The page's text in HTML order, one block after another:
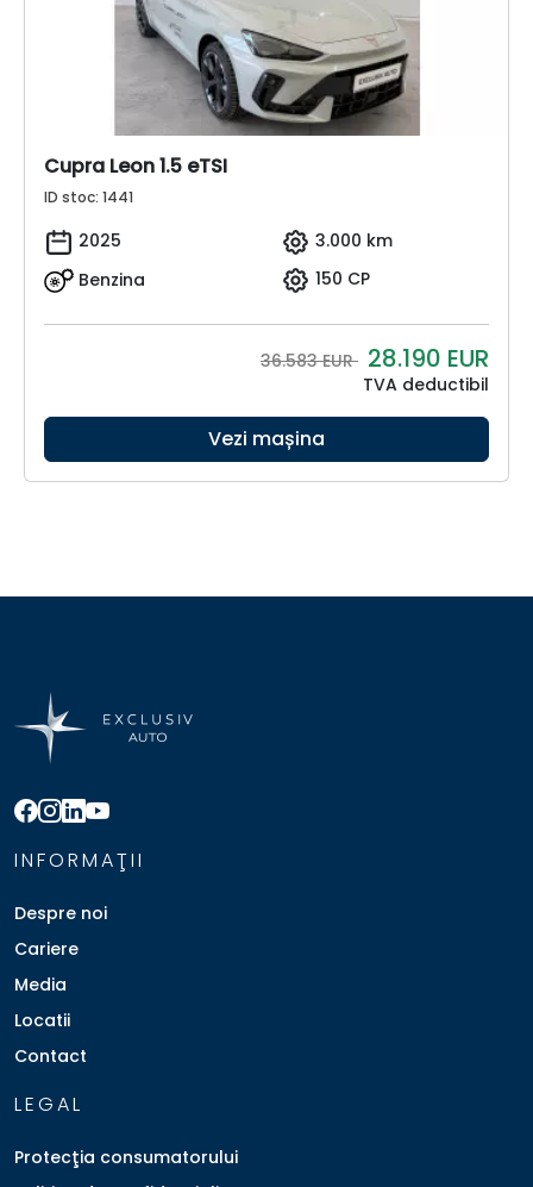
Cupra Leon 1.5 eTSI
ID stoc: 1441
2025
3.000 km
Benzina
150 CP
36.583 EUR 28.190 EUR
TVA deductibil
Vezi mașina
INFORMAŢII
Despre noi
Cariere
Media
Locatii
Contact
LEGAL
Protecţia consumatorului